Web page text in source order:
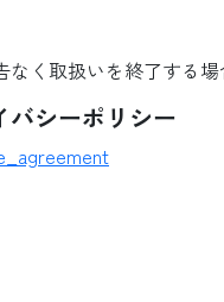
く取扱いを終了する場
バシーポリシー